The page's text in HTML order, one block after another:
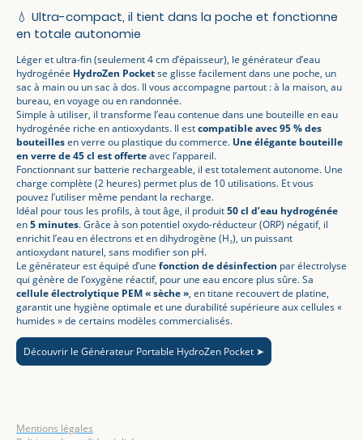
💧 Ultra-compact, il tient dans la poche et fonctionne
en totale autonomie
Léger et ultra-fin (seulement 4 cm d’épaisseur), le générateur d’eau
hydrogénée HydroZen Pocketse glisse facilement dans une poche, un
sac à main ou un sac à dos. Il vous accompagne partout : à la maison, au
bureau, en voyage ou en randonnée.
Simple à utiliser, il transforme l’eau contenue dans une bouteille en eau
hydrogénée riche en antioxydants. Il estcompatible avec 95 % des
bouteillesen verre ou plastique du commerce. Une élégante bouteille
en verre de 45 cl est offerteavec l’appareil.
Fonctionnant sur batterie rechargeable, il est totalement autonome. Une
charge complète (2 heures) permet plus de 10 utilisations. Et vous
pouvez l’utiliser même pendant la recharge.
Idéal pour tous les profils, à tout âge, il produit50 cl d’eau hydrogénée
en5 minutes. Grâce à son potentiel oxydo-réducteur (ORP) négatif, il
enrichit l’eau en électrons et en dihydrogène (H₂), un puissant
antioxydant naturel, sans modifier son pH.
Le générateur est équipé d’une fonction de désinfection par électrolyse
qui génère de l’oxygène réactif, pour une eau encore plus sûre. Sa
cellule électrolytique PEM « sèche », en titane recouvert de platine,
garantit une hygiène optimale et une durabilité supérieure aux cellules «
humides » de certains modèles commercialisés.
Découvrir le Générateur Portable HydroZen Pocket ➤
Mentions légales